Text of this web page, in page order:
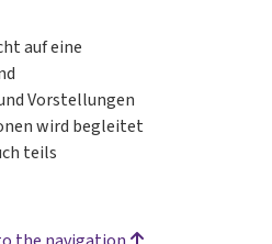
auf eine
Vorstellungen
wird begleitet
teils